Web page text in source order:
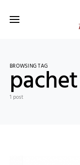
BROWSING TAG
1 post